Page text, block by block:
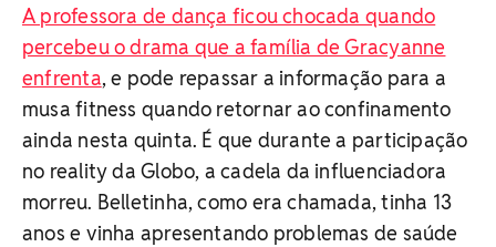
A professora de dança ficou chocada quando
percebeu o drama que a família de Gracyanne
enfrenta, e pode repassar a informação para a
musa fitness quando retornar ao confinamento
ainda nesta quinta. É que durante a participação
no reality da Globo, a cadela da influenciadora
morreu. Belletinha, como era chamada, tinha 13
anos e vinha apresentando problemas de saúde